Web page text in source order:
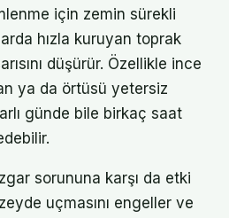
için zemin sürekli
hızla kuruyan toprak
düşürür. Özellikle ince
ya da örtüsü yetersiz
günde bile birkaç saat
sorununa karşı da etki
uçmasını engeller ve